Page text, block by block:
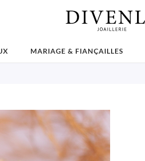
MARIAGE & FIANÇAILLES